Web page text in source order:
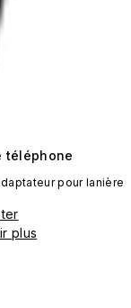
téléphone
pour lanière
plus